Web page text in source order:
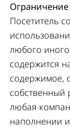
Ограничение
Посетитель
любого
содержится
содержимое,
собственный
любая
наполнении